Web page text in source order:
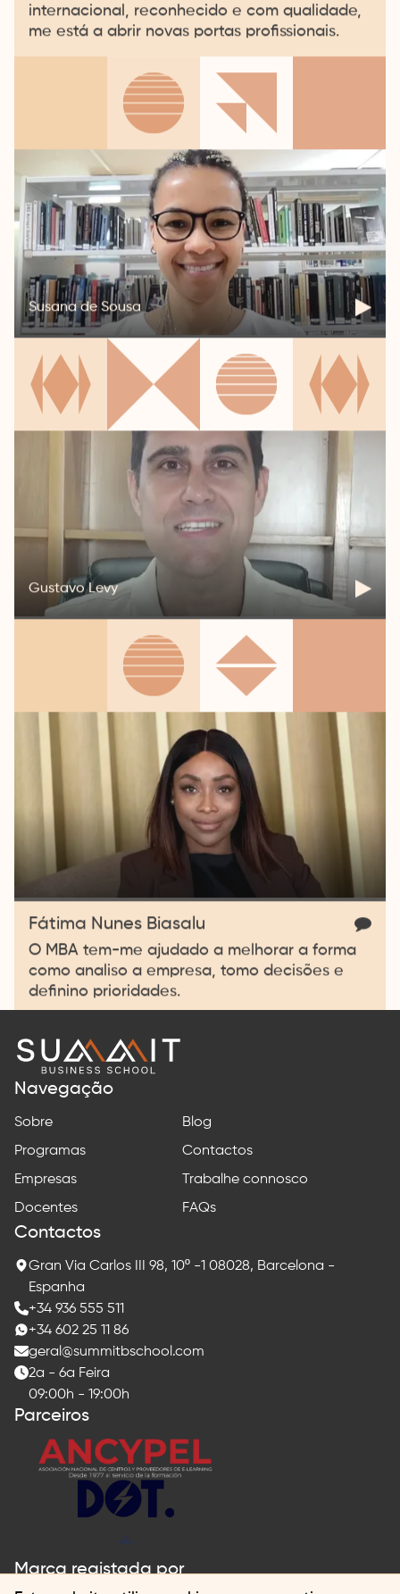
internacional, reconhecido e com qualidade,
me está a abrir novas portas profissionais.
Susana de Sousa
Gustavo Levy
Fátima Nunes Biasalu
O MBA tem-me ajudado a melhorar a forma
como analiso a empresa, tomo decisões e
definino prioridades.
Summit
Business
School
Navegação
Sobre
Programas
Empresas
Docentes
Blog
Contactos
Trabalhe connosco
FAQs
Contactos
Gran Via Carlos III 98, 10º -1 08028, Barcelona -
Espanha
+34 936 555 511
+34 602 25 11 86
geral@summitbschool.com
2a - 6a Feira
09:00h - 19:00h
Parceiros
Marca registada por